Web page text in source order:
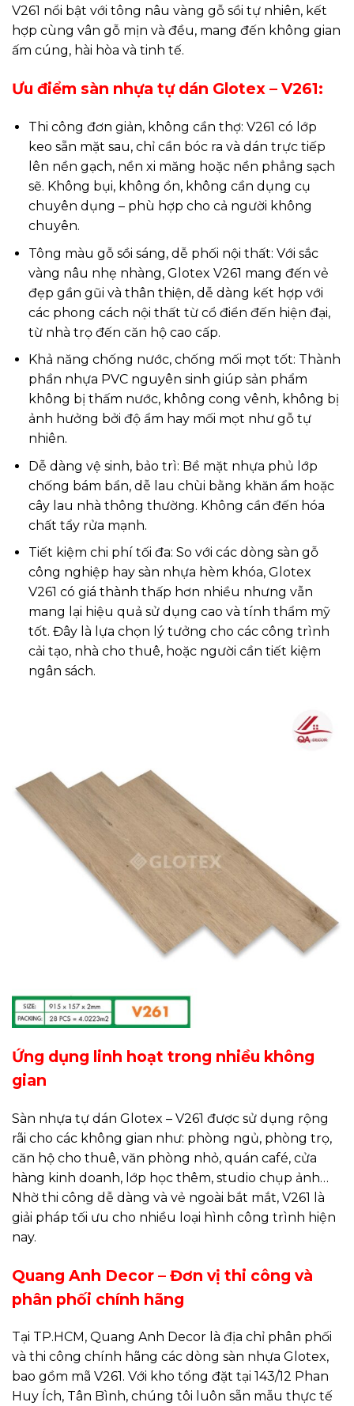
V261 nổi bật với tông nâu vàng gỗ sồi tự nhiên, kết
hợp cùng vân gỗ mịn và đều, mang đến không gian
ấm cúng, hài hòa và tinh tế.
Ưu điểm sàn nhựa tự dán Glotex – V261:
Thi công đơn giản, không cần thợ: V261 có lớp
keo sẵn mặt sau, chỉ cần bóc ra và dán trực tiếp
lên nền gạch, nền xi măng hoặc nền phẳng sạch
sẽ. Không bụi, không ồn, không cần dụng cụ
chuyên dụng – phù hợp cho cả người không
chuyên.
Tông màu gỗ sồi sáng, dễ phối nội thất: Với sắc
vàng nâu nhẹ nhàng, Glotex V261 mang đến vẻ
đẹp gần gũi và thân thiện, dễ dàng kết hợp với
các phong cách nội thất từ cổ điển đến hiện đại,
từ nhà trọ đến căn hộ cao cấp.
Khả năng chống nước, chống mối mọt tốt: Thành
phần nhựa PVC nguyên sinh giúp sản phẩm
không bị thấm nước, không cong vênh, không bị
ảnh hưởng bởi độ ẩm hay mối mọt như gỗ tự
nhiên.
Dễ dàng vệ sinh, bảo trì: Bề mặt nhựa phủ lớp
chống bám bẩn, dễ lau chùi bằng khăn ẩm hoặc
cây lau nhà thông thường. Không cần đến hóa
chất tẩy rửa mạnh.
Tiết kiệm chi phí tối đa: So với các dòng sàn gỗ
công nghiệp hay sàn nhựa hèm khóa, Glotex
V261 có giá thành thấp hơn nhiều nhưng vẫn
mang lại hiệu quả sử dụng cao và tính thẩm mỹ
tốt. Đây là lựa chọn lý tưởng cho các công trình
cải tạo, nhà cho thuê, hoặc người cần tiết kiệm
ngân sách.
Ứng dụng linh hoạt trong nhiều không
gian
Sàn nhựa tự dán Glotex – V261 được sử dụng rộng
rãi cho các không gian như: phòng ngủ, phòng trọ,
căn hộ cho thuê, văn phòng nhỏ, quán café, cửa
hàng kinh doanh, lớp học thêm, studio chụp ảnh…
Nhờ thi công dễ dàng và vẻ ngoài bắt mắt, V261 là
giải pháp tối ưu cho nhiều loại hình công trình hiện
nay.
Quang Anh Decor – Đơn vị thi công và
phân phối chính hãng
Tại TP.HCM, Quang Anh Decor là địa chỉ phân phối
và thi công chính hãng các dòng sàn nhựa Glotex,
bao gồm mã V261. Với kho tổng đặt tại 143/12 Phan
Huy Ích, Tân Bình, chúng tôi luôn sẵn mẫu thực tế